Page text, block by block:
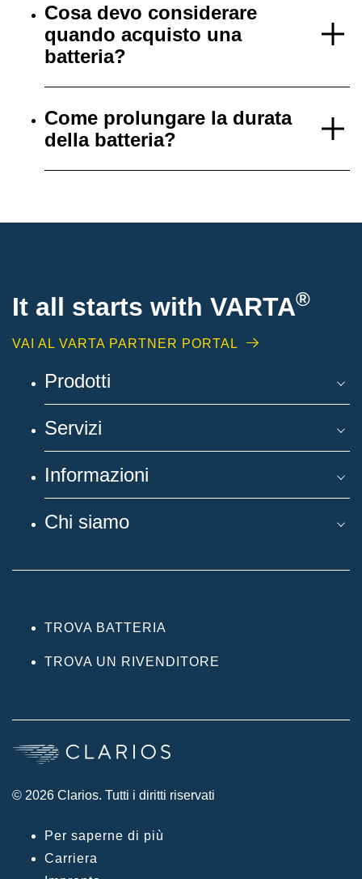
Cosa devo considerare
quando acquisto una
batteria?
Come prolungare la durata
della batteria?
It all starts with VARTA®
VAI AL VARTA PARTNER PORTAL
Prodotti
Servizi
Informazioni
Chi siamo
TROVA BATTERIA
TROVA UN RIVENDITORE
© 2026 Clarios. Tutti i diritti riservati
Per saperne di più
Carriera